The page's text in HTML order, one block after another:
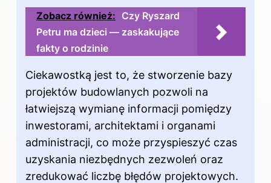
Zobacz również: Czy Ryszard
Petru ma dzieci — zaskakujące
fakty o rodzinie
Ciekawostką jest to, że stworzenie bazy
projektów budowlanych pozwoli na
łatwiejszą wymianę informacji pomiędzy
inwestorami, architektami i organami
administracji, co może przyspieszyć czas
uzyskania niezbędnych zezwoleń oraz
zredukować liczbę błędów projektowych.